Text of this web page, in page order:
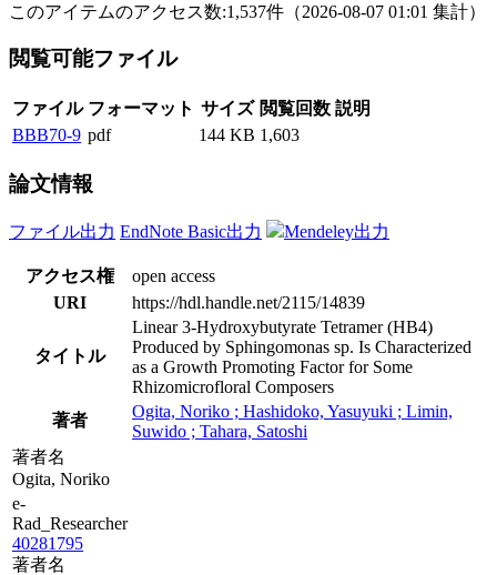
このアイテムのアクセス数:1,537件 （2026-08-07 01:01 集計）
閲覧可能ファイル
ファイル フォーマット サイズ 閲覧回数 説明
BBB70-9 pdf 144 KB 1,603
論文情報
ファイル出力 EndNote Basic出力 Mendeley出力
アクセス権
open access
URI
https://hdl.handle.net/2115/14839
タイトル
Linear 3-Hydroxybutyrate Tetramer (HB4)
Produced by Sphingomonas sp. Is Characterized
as a Growth Promoting Factor for Some
Rhizomicrofloral Composers
著者
Ogita, Noriko ; Hashidoko, Yasuyuki ; Limin,
Suwido ; Tahara, Satoshi
著者名
Ogita, Noriko
e-
Rad_Researcher
40281795
著者名